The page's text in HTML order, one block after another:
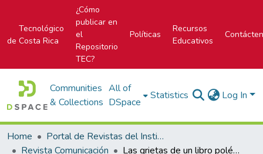
Tecnológico
de Costa Rica
¿Cómo
publicar en
el
Repositorio
TEC?
Políticas
Recursos
Educativos
Communities
& Collections
All of
DSpace
Statistics Log In
Home
Portal de Revistas del Instituto Tecnológico de Costa Rica
Revista Comunicación
Las grietas de un libro polémico (Reproducción solicitada)